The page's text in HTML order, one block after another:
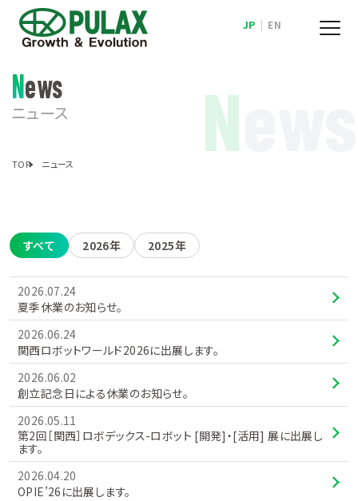
JP | EN
News
ニュース N
TOP ニュース
すべて 2026年 2025年
2026.07.24
夏季休業のお知らせ。
2026.06.24
関西ロボットワールド2026に出展します。
2026.06.02
創立記念日による休業のお知らせ。
2026.05.11
第2回［関西］ロボデックス-ロボット [開発]・[活用] 展に出展し
ます。
2026.04.20
OPIE’26に出展します。